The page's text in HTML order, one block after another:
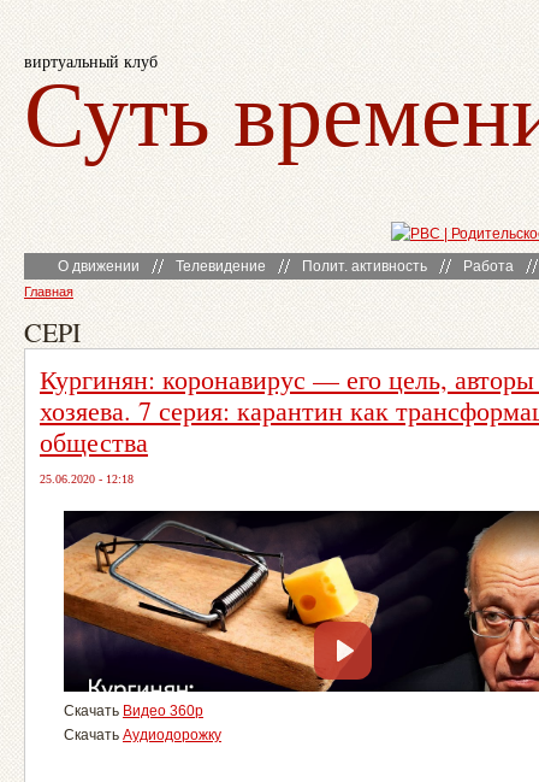
виртуальный клуб
Суть
О движении Телевидение Полит. активность Работа
Главная
CEPI
Кургинян: коронавирус — его цель,
хозяева. 7 серия: карантин как
общества
25.06.2020 - 12:18
Скачать Видео 360p
Скачать Аудиодорожку